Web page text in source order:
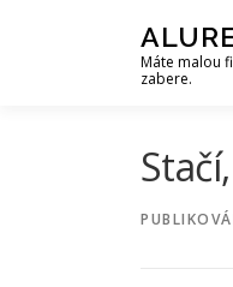
Máte malou
zabere.